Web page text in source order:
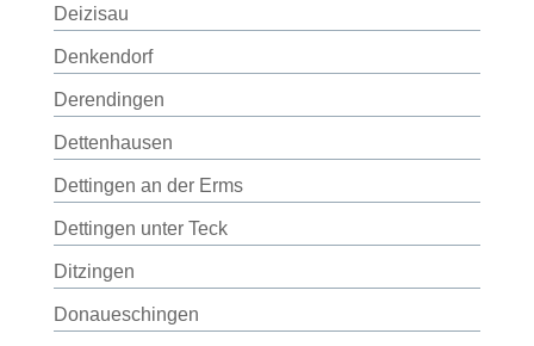
Deizisau
Denkendorf
Derendingen
Dettenhausen
Dettingen an der Erms
Dettingen unter Teck
Ditzingen
Donaueschingen